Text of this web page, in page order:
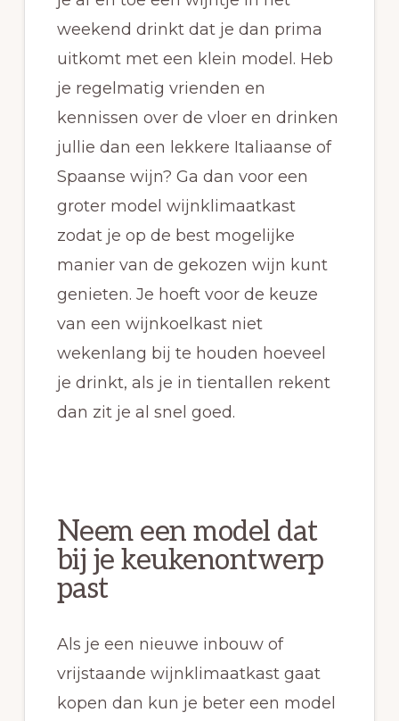
weekend drinkt dat je dan prima
uitkomt met een klein model. Heb
je regelmatig vrienden en
kennissen over de vloer en drinken
jullie dan een lekkere Italiaanse of
Spaanse wijn? Ga dan voor een
groter model wijnklimaatkast
zodat je op de best mogelijke
manier van de gekozen wijn kunt
genieten. Je hoeft voor de keuze
van een wijnkoelkast niet
wekenlang bij te houden hoeveel
je drinkt, als je in tientallen rekent
dan zit je al snel goed.
Neem een model dat
bij je keukenontwerp
past
Als je een nieuwe inbouw of
vrijstaande wijnklimaatkast gaat
kopen dan kun je beter een model